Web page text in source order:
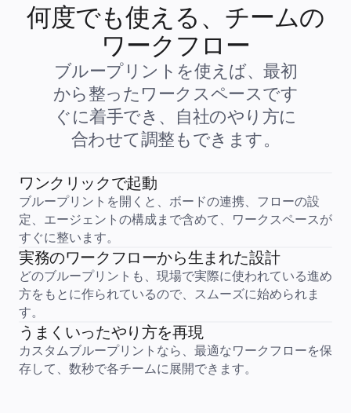
組織づくり
ソリューション
企業規模別
エンタープライズ
中小企業
ベンチャー
業界別
デジタル
専門サービス
製造
小売
チーム別
プロダクト管理
デザインと UX
エンジニアリング
製品部門の統括と運営
業務運営
マーケティング
IT
戦略的イニシアティブ別
Product OS
働き方変革
社内デジタル環境
顧客体験とサービスのデザイン
クラウドとソフトウェアの変革
何度でも使える、チームの
ワークフロー
ブループリントを使えば、最初
から整ったワークスペースです
ぐに着手でき、自社のやり方に
合わせて調整もできます。
ワンクリックで起動
ブループリントを開くと、ボードの連携、フローの設
定、エージェントの構成まで含めて、ワークスペースが
すぐに整います。
実務のワークフローから生まれた設計
どのブループリントも、現場で実際に使われている進め
方をもとに作られているので、スムーズに始められま
す。
うまくいったやり方を再現
カスタムブループリントなら、最適なワークフローを保
存して、数秒で各チームに展開できます。